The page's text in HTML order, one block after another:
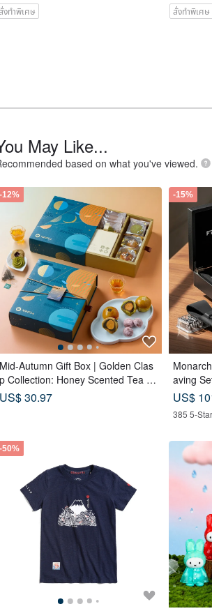
งทำพิเศษ สั่งทำพิเศษ
May Like...
based on what you've viewed.
-12%
Mid-Autumn Gift Box | Golden Clas
p Collection: Honey Scented Tea B
ags x Double Tea Yolk Pastry x 12
Tea Biscuits - Lunar Blue
US$ 30.97
-15%
aving
r
US$
385 5-
-50%